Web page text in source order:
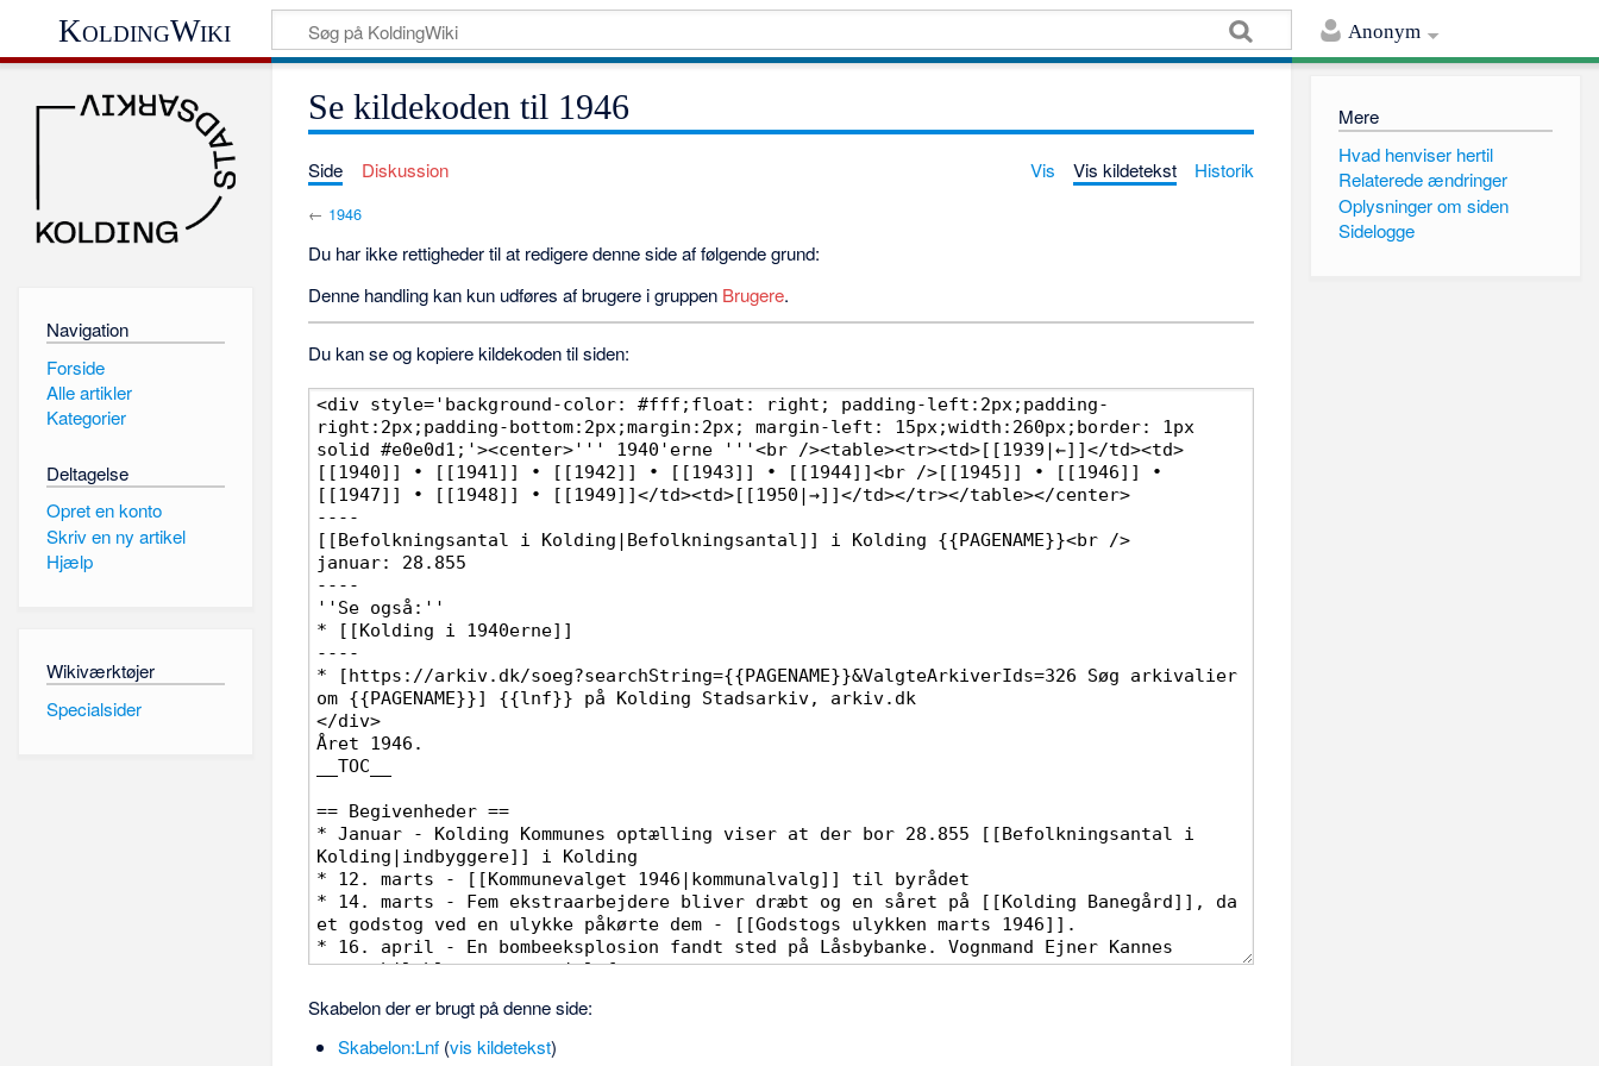
Anonym
KoldingWiki
Se kildekoden til 1946
Side Diskussion Vis Vis kildetekst Historik
← 1946
Du har ikke rettigheder til at redigere denne side af følgende grund:
Denne handling kan kun udføres af brugere i gruppen Brugere.
Du kan se og kopiere kildekoden til siden:
Skabelon der er brugt på denne side:
Skabelon:Lnf(vis kildetekst)
Navigation
Forside
Alle artikler
Kategorier
Deltagelse
Opret en konto
Skriv en ny artikel
Hjælp
Wikiværktøjer
Specialsider
Mere
Hvad henviser hertil
Relaterede ændringer
Oplysninger om siden
Sidelogge